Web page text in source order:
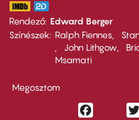
Rendező Edward Berger
Színészek
Ralph Fiennes
John Lithgow
Msamati
Megosztom
Facebook